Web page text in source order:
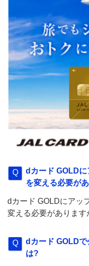
dカード GOLD
を変える必要が
dカード GOLDにアッ
変える必要があります
dカード GOLD
は?